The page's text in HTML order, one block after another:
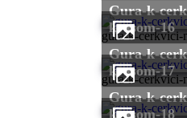
gura-k-cerkvici-
gura-k-cerkvici-nad-
krasom-16
gura-k-cerkvici-
gura-k-cerkvici-nad-
krasom-17
gura-k-cerkvici-nad-
krasom-18